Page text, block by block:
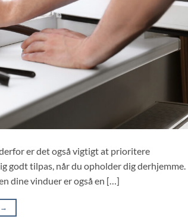
er det også vigtigt at prioritere
godt tilpas, når du opholder dig derhjemme.
dine vinduer er også en […]
→